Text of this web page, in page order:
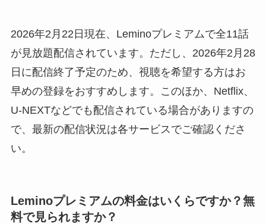
2026年2月22日現在、Leminoプレミアムで全11話
が見放題配信されています。ただし、2026年2月28
日に配信終了予定のため、視聴を希望する方はお
早めの登録をおすすめします。このほか、Netflix、
U-NEXTなどでも配信されている場合がありますの
で、最新の配信状況は各サービスでご確認くださ
い。
Leminoプレミアムの料金はいくらですか？無
料で見られますか？